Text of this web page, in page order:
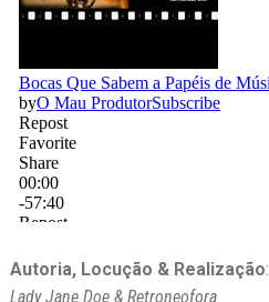
Autoria, Locução & Realização:
Lady Jane Doe & Retroneofora